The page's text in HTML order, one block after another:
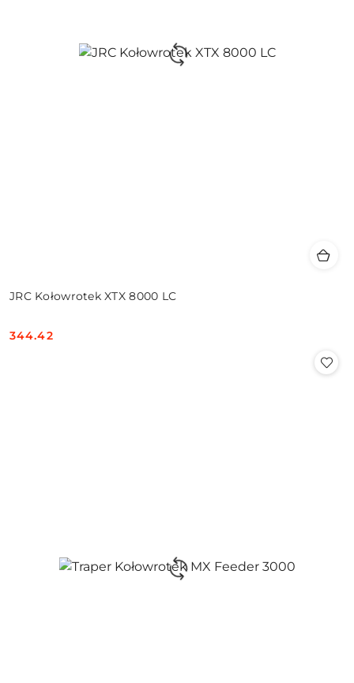
JRC Kołowrotek XTX 8000 LC
Cena:
344.42